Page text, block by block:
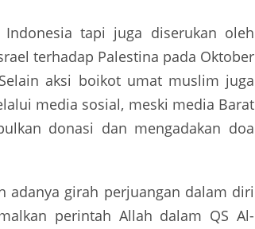
tapi juga diserukan oleh
terhadap Palestina pada Oktober
aksi boikot umat muslim juga
media sosial, meski media Barat
donasi dan mengadakan doa
adanya girah perjuangan dalam diri
perintah Allah dalam QS Al-